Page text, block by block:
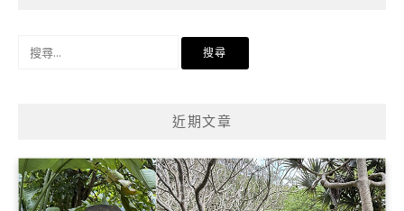
近期文章